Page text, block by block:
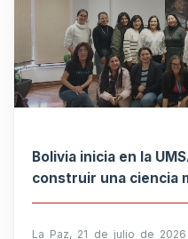
Bolivia inicia en la
construir una ciencia
La Paz, 21 de julio de